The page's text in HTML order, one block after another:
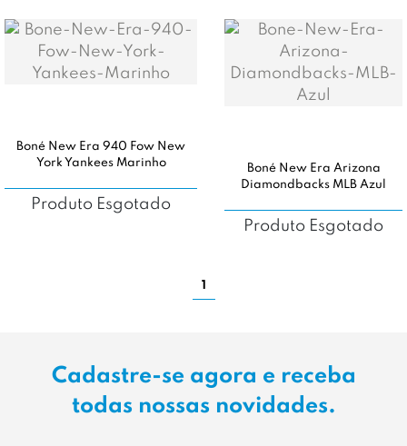
Boné New Era 940 Fow New
York Yankees Marinho
Produto Esgotado
Boné New Era Arizona
Diamondbacks MLB Azul
Produto Esgotado
1
Cadastre-se agora e receba
todas nossas novidades.